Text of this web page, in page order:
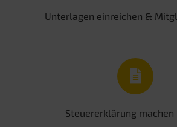
Unterlagen einreichen &
Steuererklärung machen